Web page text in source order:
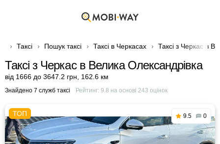
Таксі Пошук таксі Таксі в Черкасах Таксі з Черкас в
Таксі з Черкас в Велика Олександрівка
від 1666 до 3647.2 грн 162.6 км
Знайдено 7 служб таксі Рейтинг: 9.8 на основі 243 оцінок
9.5 0